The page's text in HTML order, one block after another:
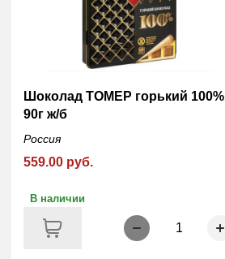
Шоколад ТОМЕР горький 100%
90г ж/б
Россия
559.00 руб.
В наличии
1